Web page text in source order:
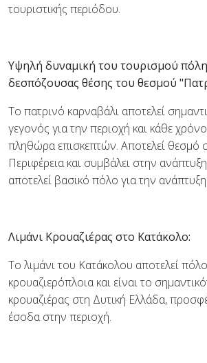
τουριστικής περιόδου.
Υψηλή δυναμική του τουρισμού
δεσπόζουσας θέσης του θεσμού
Το πατρινό καρναβάλι αποτελεί
γεγονός για την περιοχή και κάθε
πληθώρα επισκεπτών. Αποτελεί θεσμό
Περιφέρεια και συμβάλει στην
αποτελεί βασικό πόλο για την
Λιμάνι Κρουαζιέρας στο Κατάκολο:
Το λιμάνι του Κατάκολου αποτελεί
κρουαζιερόπλοια και είναι το
κρουαζιέρας στη Δυτική Ελλάδα,
έσοδα στην περιοχή.